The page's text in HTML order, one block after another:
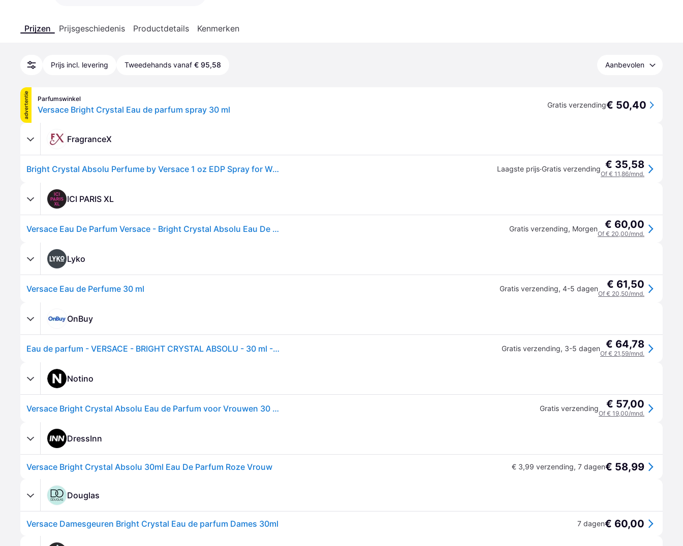
Prijzen Prijsgeschiedenis Productdetails Kenmerken
Prijs incl. levering Tweedehands vanaf € 95,58 Aanbevolen
advertentie Parfumswinkel
Versace Bright Crystal Eau de parfum spray 30 ml Gratis verzending€ 50,40
FragranceX
Bright Crystal Absolu Perfume by Versace 1 oz EDP Spray for Women Laagste prijs·Gratis verzending € 35,58
Of € 11,86/mnd.
ICI PARIS XL
Versace Eau De Parfum Versace - Bright Crystal Absolu Eau De Parfum - 30 ML Gratis verzending, Morgen € 60,00
Of € 20,00/mnd.
Lyko
Versace Eau de Perfume 30 ml Gratis verzending, 4-5 dagen € 61,50
Of € 20,50/mnd.
OnBuy
Eau de parfum - VERSACE - BRIGHT CRYSTAL ABSOLU - 30 ml - Vrouw - Bloemig fruitig Gratis verzending, 3-5 dagen € 64,78
Of € 21,59/mnd.
Notino
Versace Bright Crystal Absolu Eau de Parfum voor Vrouwen 30 ml Gratis verzending € 57,00
Of € 19,00/mnd.
DressInn
Versace Bright Crystal Absolu 30ml Eau De Parfum Roze Vrouw € 3,99 verzending, 7 dagen€ 58,99
Douglas
Versace Damesgeuren Bright Crystal Eau de parfum Dames 30ml 7 dagen€ 60,00